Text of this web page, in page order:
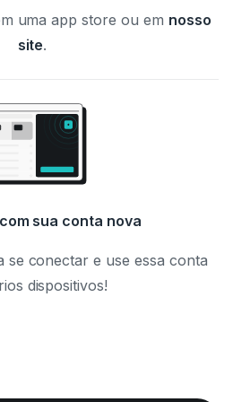
uma app store ou em nosso
site.
sua conta nova
se conectar e use essa conta
dispositivos!